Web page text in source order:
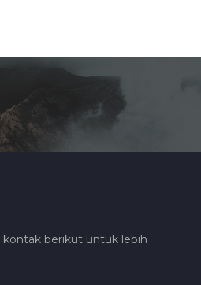
kontak berikut untuk lebih